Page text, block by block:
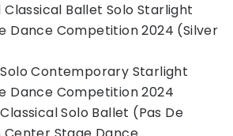
Classical Ballet Solo Starlight
Dance Competition 2024 (Silver
Contemporary Starlight
Dance Competition 2024
Solo Ballet (Pas De